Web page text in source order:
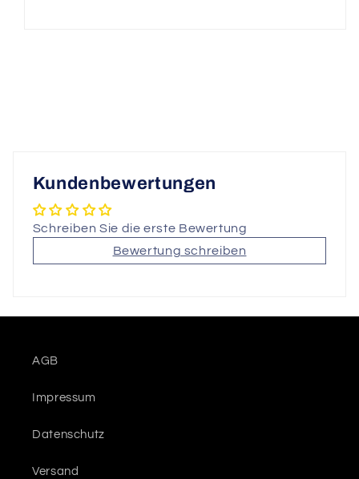
Kundenbewertungen
Schreiben Sie die erste Bewertung
Bewertung schreiben
AGB
Impressum
Datenschutz
Versand